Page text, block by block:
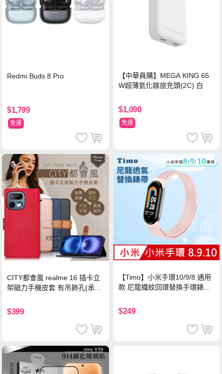
Redmi Buds 8 Pro
$1,799
免運
【中華員購】MEGA KING 65
W超薄氮化鎵旅充頭(2C) 白
$1,090
免運
CITY都會風 realme 16 插卡立
架磁力手機皮套 有吊飾孔(承諾
$399
【Timo】小米手環10/9/8 通用
款 尼龍織紋回環替換手環錶帶-
$249